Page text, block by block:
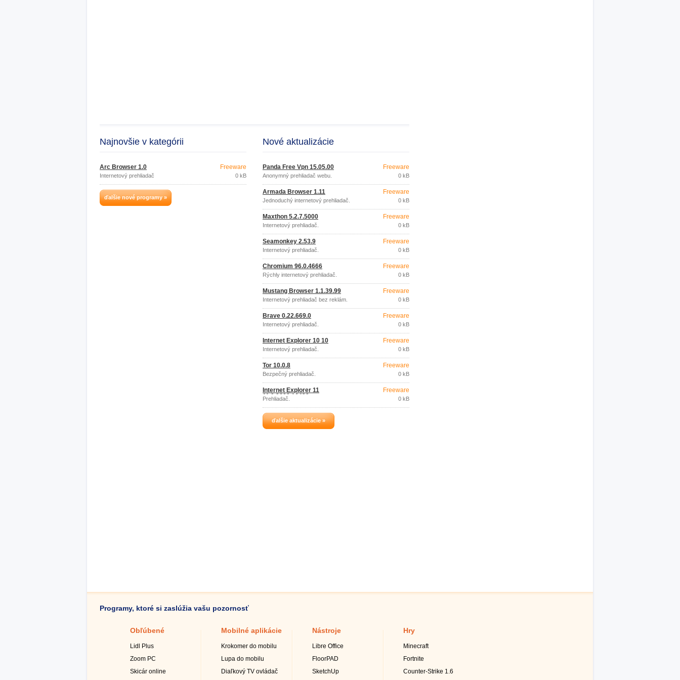
Najnovšie v kategórii
Arc Browser 1.0
Internetový prehliadač
Freeware
0 kB
ďalšie nové programy »
Nové aktualizácie
Panda Free Vpn 15.05.00
Anonymný prehliadač webu.
Freeware
0 kB
Armada Browser 1.11
Jednoduchý internetový prehliadač.
Freeware
0 kB
Maxthon 5.2.7.5000
Internetový prehliadač.
Freeware
0 kB
Seamonkey 2.53.9
Internetový prehliadač.
Freeware
0 kB
Chromium 96.0.4666
Rýchly internetový prehliadač.
Freeware
0 kB
Mustang Browser 1.1.39.99
Internetový prehliadač bez reklám.
Freeware
0 kB
Brave 0.22.669.0
Internetový prehliadač.
Freeware
0 kB
Internet Explorer 10 10
Internetový prehliadač.
Freeware
0 kB
Tor 10.0.8
Bezpečný prehliadač.
Freeware
0 kB
Internet Explorer 11
11.0.9600.16428
Prehliadač.
Freeware
0 kB
ďalšie aktualizácie »
Programy, ktoré si zaslúžia vašu pozornosť
Obľúbené
Lidl Plus
Zoom PC
Skicár online
Mobilné aplikácie
Krokomer do mobilu
Lupa do mobilu
Diaľkový TV ovládač
Nástroje
Libre Office
FloorPAD
SketchUp
Hry
Minecraft
Fortnite
Counter-Strike 1.6